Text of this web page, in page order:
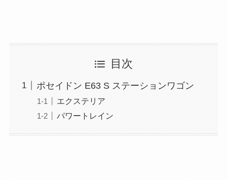
目次
ポセイドン E63 S ステーションワゴン
エクステリア
パワートレイン